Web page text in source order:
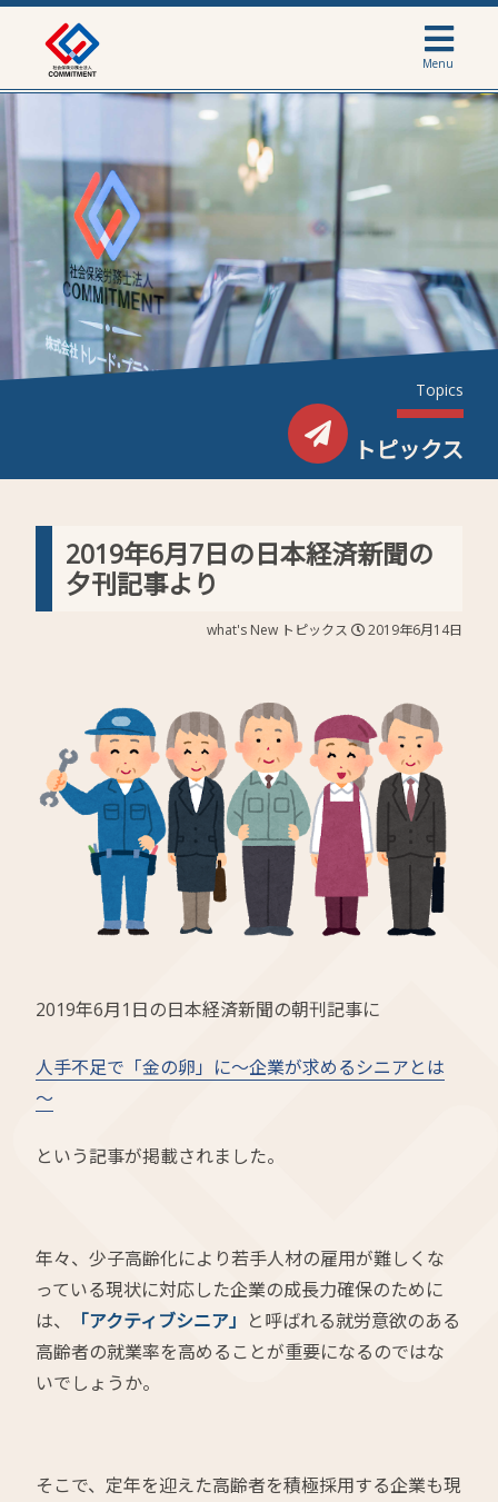
Menu
Topics
トピックス
2019年6月7日の日本経済新聞の
夕刊記事より
what's New トピックス 2019年6月14日
2019年6月1日の日本経済新聞の朝刊記事に
人手不足で「金の卵」に～企業が求めるシニアとは
～
という記事が掲載されました。
年々、少子高齢化により若手人材の雇用が難しくな
っている現状に対応した企業の成長力確保のために
は、
「アクティブシニア」 と呼ばれる就労意欲のある
高齢者の就業率を高めることが重要になるのではな
いでしょうか。
そこで、定年を迎えた高齢者を積極採用する企業も現